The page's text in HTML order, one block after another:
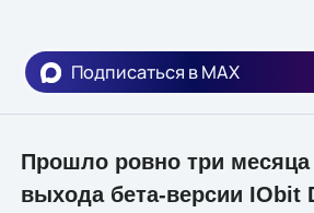
Подписаться в MAX
Прошло ровно три
выхода бета-версии IObit